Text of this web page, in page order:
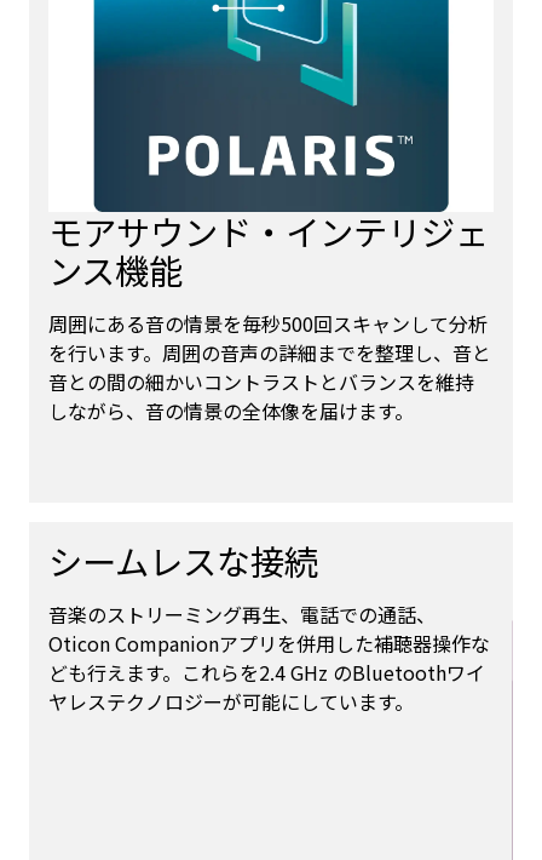
モアサウンド・インテリジェ
ンス機能
周囲にある音の情景を毎秒500回スキャンして分析
を行います。周囲の音声の詳細までを整理し、音と
音との間の細かいコントラストとバランスを維持
しながら、音の情景の全体像を届けます。
シームレスな接続
音楽のストリーミング再生、電話での通話、
Oticon Companionアプリを併用した補聴器操作な
ども行えます。これらを2.4 GHz のBluetoothワイ
ヤレステクノロジーが可能にしています。